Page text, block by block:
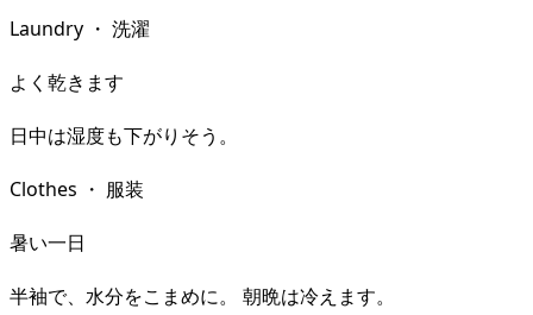
Laundry ・ 洗濯
よく乾きます
日中は湿度も下がりそう。
Clothes ・ 服装
暑い一日
半袖で、水分をこまめに。 朝晩は冷えます。